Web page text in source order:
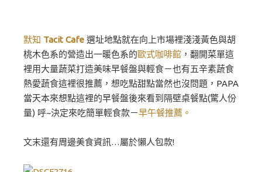
默知 Tacit Cafe 選址地點就在向上市場裡淺淺黃色與胡
桃木色系的營造出一暖色系的歐式咖啡館 ，翻開菜單這
裡用大量蔬菜打造美味早餐盤與輕食－也有五辛素蔬食
熱愛蔬食這裡很推薦，想吃點甜點當然也沒問題，PAPA
當天本來想點這裡的早餐盤後來看到隔壁桌餐點(驚人份
量) 呼~決定來吃簡單輕食款－早午餐推薦。
文末還有周邊美食資訊…屬於懶人包款!